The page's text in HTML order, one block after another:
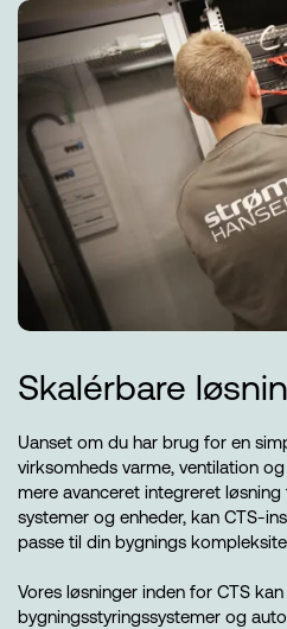
Skalérbare
Uanset om du har brug for en
virksomheds varme, ventilation
mere avanceret integreret
systemer og enheder, kan CTS-
passe til din bygnings
Vores løsninger inden for CTS
bygningsstyringssystemer og